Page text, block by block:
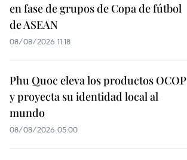
en fase de grupos de Copa de fútbol
de ASEAN
08/08/2026 11:18
Phu Quoc eleva los productos OCOP
y proyecta su identidad local al
mundo
08/08/2026 05:00